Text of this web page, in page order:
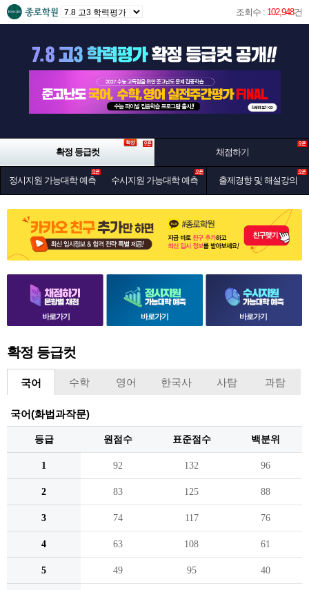
조회수 : 102,948건
확정 등급컷 채점하기
정시지원 가능대학 예측 수시지원 가능대학 예측 출제경향 및 해설강의
바로가기 바로가기 바로가기
확정 등급컷
국어 수학 영어 한국사 사탐 과탐
국어(화법과작문)
등급 원점수 표준점수 백분위
1 92 132 96
2 83 125 88
3 74 117 76
4 63 108 61
5 49 95 40